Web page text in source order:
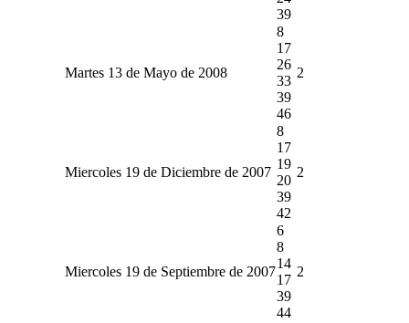
39
Martes 13 de Mayo de 2008
8
17
26
33
39
46
2
Miercoles 19 de Diciembre de 2007
8
17
19
20
39
42
2
Miercoles 19 de Septiembre de 2007
6
8
14
17
39
44
2